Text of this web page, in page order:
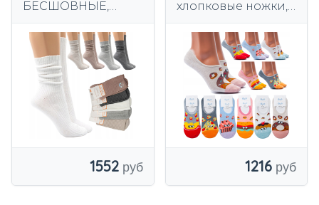
БЕСШОВНЫЕ,
1552
хлопковые ножки,
пар, силикон
1216